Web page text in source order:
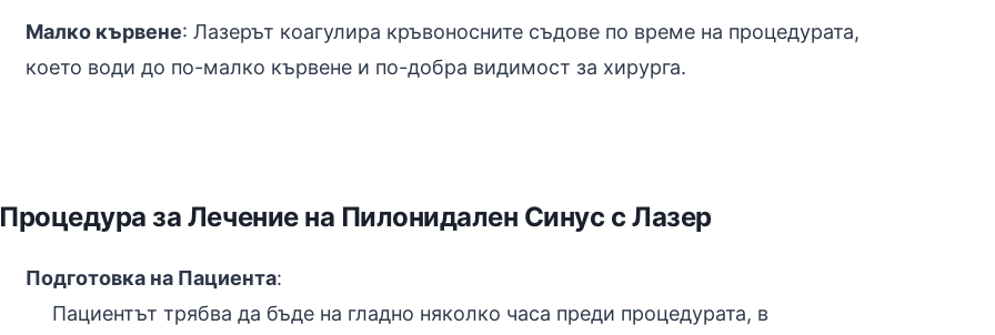
Малко кървене: Лазерът коагулира кръвоносните съдове по време на процедурата,
което води до по-малко кървене и по-добра видимост за хирурга.
Процедура за Лечение на Пилонидален Синус с Лазер
Подготовка на Пациента:
Пациентът трябва да бъде на гладно няколко часа преди процедурата, в